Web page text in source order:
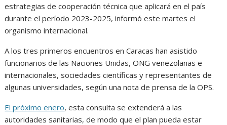
estrategias de cooperación técnica que aplicará en el país
durante el período 2023-2025, informó este martes el
organismo internacional.
A los tres primeros encuentros en Caracas han asistido
funcionarios de las Naciones Unidas, ONG venezolanas e
internacionales, sociedades científicas y representantes de
algunas universidades, según una nota de prensa de la OPS.
El próximo enero, esta consulta se extenderá a las
autoridades sanitarias, de modo que el plan pueda estar